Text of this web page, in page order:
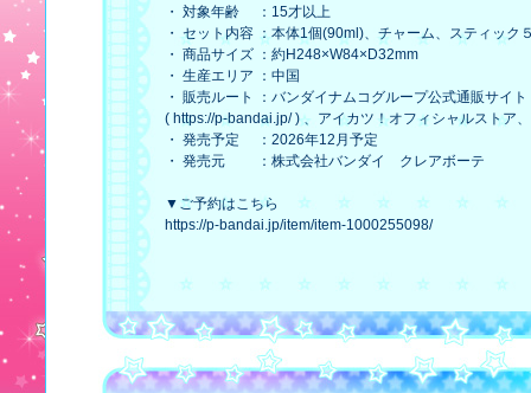
・ 対象年齢
：15才以上
・ セット内容 ：本体1個(90ml)、チャーム、スティック
・ 商品サイズ ：約H248×W84×D32mm
・ 生産エリア
：中国
・ 販売ルート
：バンダイナムコグループ公式通販サイ
( https://p-bandai.jp/) 、アイカツ！オフィシャルストア
・ 発売予定
：2026年12月予定
・ 発売元
：株式会社バンダイ クレアボーテ
▼ご予約はこちら
https://p-bandai.jp/item/item-1000255098/